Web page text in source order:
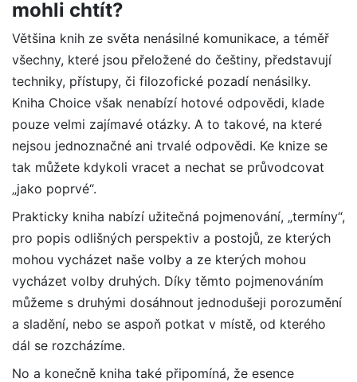
mohli chtít?
Většina knih ze světa nenásilné komunikace, a téměř
všechny, které jsou přeložené do češtiny, představují
techniky, přístupy, či filozofické pozadí nenásilky.
Kniha Choice však nenabízí hotové odpovědi, klade
pouze velmi zajímavé otázky. A to takové, na které
nejsou jednoznačné ani trvalé odpovědi. Ke knize se
tak můžete kdykoli vracet a nechat se průvodcovat
„jako poprvé“.
Prakticky kniha nabízí užitečná pojmenování, „termíny“,
pro popis odlišných perspektiv a postojů, ze kterých
mohou vycházet naše volby a ze kterých mohou
vycházet volby druhých. Díky těmto pojmenováním
můžeme s druhými dosáhnout jednodušeji porozumění
a sladění, nebo se aspoň potkat v místě, od kterého
dál se rozcházíme.
No a konečně kniha také připomíná, že esence